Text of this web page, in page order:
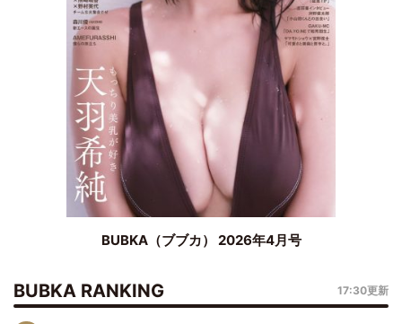
BUBKA（ブブカ） 2026年4月号
BUBKA RANKING 17:30更新